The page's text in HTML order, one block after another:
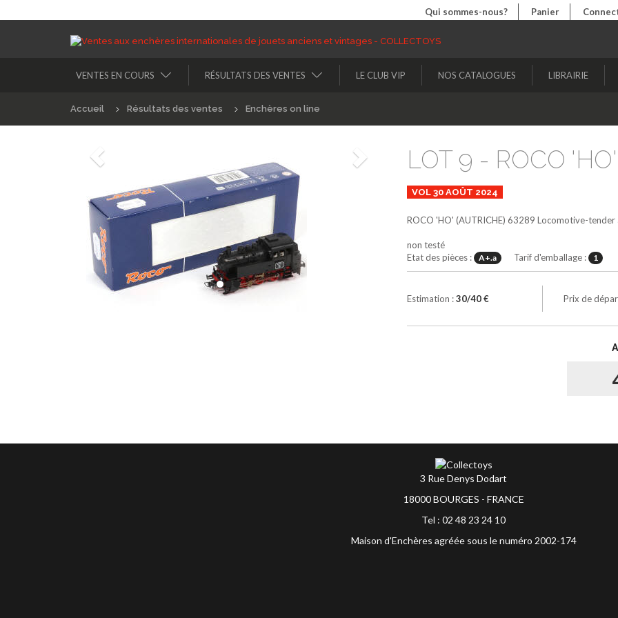
Qui sommes-nous? Panier
VENTES EN COURS RÉSULTATS DES VENTES LE CLUB VIP NOS CATALOGUES LIBRAIRIE
Accueil Résultats des ventes Enchères on line
Suivant LOT 9 - ROCO
VOL 30 AOÛT 2024
ROCO 'HO' (AUTRICHE) 63289 Locomotive-tender
non testé
Etat des pièces :
A+.a Tarif d'emballage : 1
Estimation :30/40 € Prix de
3 Rue Denys Dodart
18000 BOURGES - FRANCE
Tel : 02 48 23 24 10
Maison d'Enchères agréée sous le numéro 2002-174